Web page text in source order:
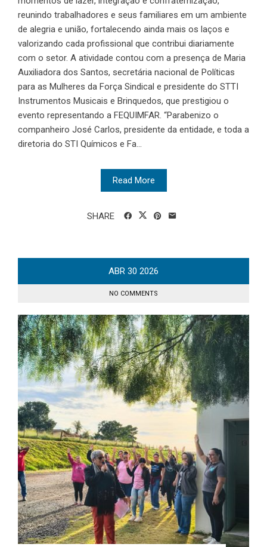
reunindo trabalhadores e seus familiares em um ambiente
de alegria e união, fortalecendo ainda mais os laços e
valorizando cada profissional que contribui diariamente
com o setor. A atividade contou com a presença de Maria
Auxiliadora dos Santos, secretária nacional de Políticas
para as Mulheres da Força Sindical e presidente do STTI
Instrumentos Musicais e Brinquedos, que prestigiou o
evento representando a FEQUIMFAR. “Parabenizo o
companheiro José Carlos, presidente da entidade, e toda a
diretoria do STI Químicos e Fa...
Read More
SHARE
ABR 30 2026
NO COMMENTS